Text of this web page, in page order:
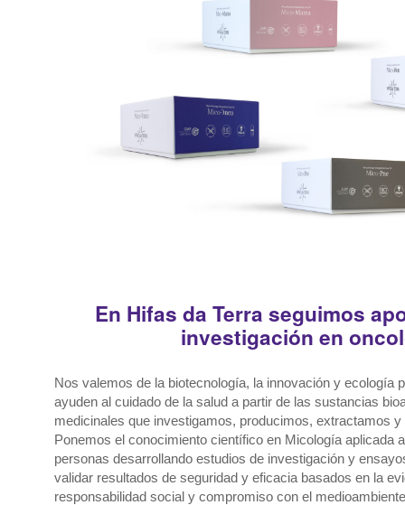
En Hifas da Terra seguimos
investigación en
Nos valemos de la biotecnología, la innovación y ecología
ayuden al cuidado de la salud a partir de las sustancias
medicinales que investigamos, producimos, extractamos
Ponemos el conocimiento científico en Micología aplicada
personas desarrollando estudios de investigación y
validar resultados de seguridad y eficacia basados en la
responsabilidad social y compromiso con el